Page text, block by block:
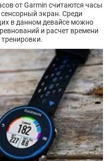
от Garmin считаются часы
экран. Среди
в данном девайсе можно
и расчет времени